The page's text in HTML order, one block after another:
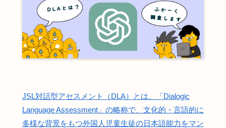
JSL対話型アセスメント（DLA）とは、「Dialogic
Language Assessment」の略称で、文化的・言語的に
多様な背景をもつ外国人児童生徒の日本語能力をマン